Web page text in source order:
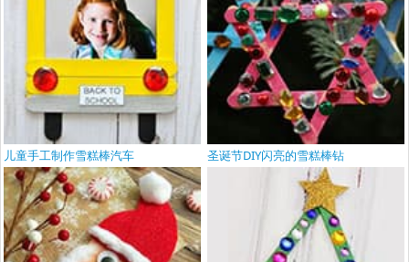
儿童手工制作雪糕棒汽车 圣诞节DIY闪亮的雪糕棒钻